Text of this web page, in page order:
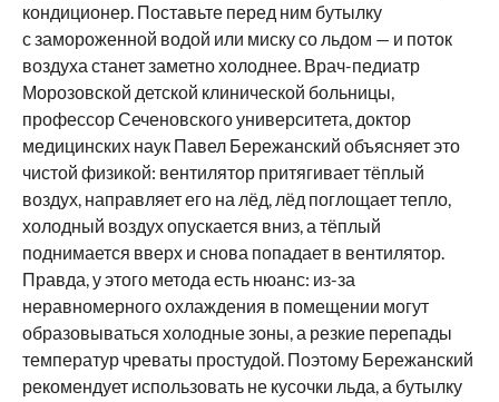
кондиционер. Поставьте перед ним бутылку
с замороженной водой или миску со льдом — и поток
воздуха станет заметно холоднее. Врач-педиатр
Морозовской детской клинической больницы,
профессор Сеченовского университета, доктор
медицинских наук Павел Бережанский объясняет это
чистой физикой: вентилятор притягивает тёплый
воздух, направляет его на лёд, лёд поглощает тепло,
холодный воздух опускается вниз, а тёплый
поднимается вверх и снова попадает в вентилятор.
Правда, у этого метода есть нюанс: из-за
неравномерного охлаждения в помещении могут
образовываться холодные зоны, а резкие перепады
температур чреваты простудой. Поэтому Бережанский
рекомендует использовать не кусочки льда, а бутылку